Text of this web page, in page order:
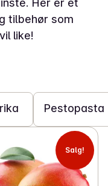
Her er et
tilbehør som
like!
Pestopasta
Salg!